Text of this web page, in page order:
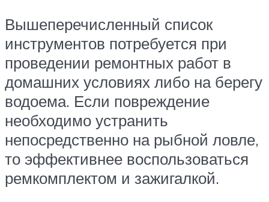
Вышеперечисленный список
инструментов потребуется при
проведении ремонтных работ в
домашних условиях либо на берегу
водоема. Если повреждение
необходимо устранить
непосредственно на рыбной ловле,
то эффективнее воспользоваться
ремкомплектом и зажигалкой.